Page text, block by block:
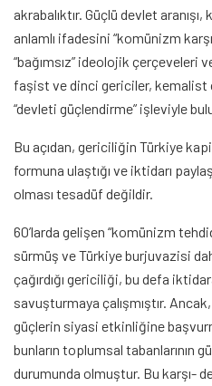
akrabalıktır. Güçlü devlet
anlamlı ifadesini “komünizm
“bağımsız” ideolojik çerçeveleri
faşist ve dinci gericiler, kemalist
“devleti güçlendirme” işleviyle
Bu açıdan, gericiliğin Türkiye
formuna ulaştığı ve iktidarı
olması tesadüf değildir.
60’larda gelişen “komünizm
sürmüş ve Türkiye burjuvazisi
çağırdığı gericiliği, bu defa
savuşturmaya çalışmıştır.
güçlerin siyasi etkinliğine
bunların toplumsal tabanlarının
durumunda olmuştur. Bu karşı-